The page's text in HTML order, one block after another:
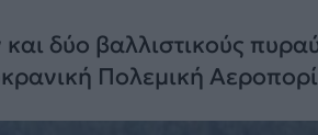
δύο βαλλιστικούς
Πολεμική